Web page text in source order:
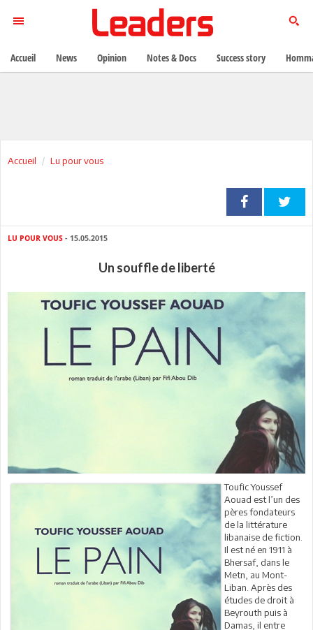
Accueil Lu pour vous
LU POUR VOUS - 15.05.2015
Un souffle de liberté
Toufic Youssef
Aouad est l’un des
pères fondateurs
de la littérature
libanaise de fiction.
Il est né en 1911 à
Bhersaf, dans le
Metn, au Mont-
Liban. Après des
études de droit à
Beyrouth puis à
Damas, il entre
Accueil News Opinion Notes & Docs Success story